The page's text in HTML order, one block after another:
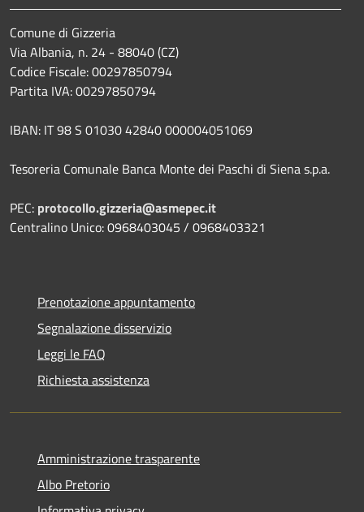
Comune di Gizzeria
Via Albania, n. 24 - 88040 (CZ)
Codice Fiscale: 00297850794
Partita IVA: 00297850794
IBAN: IT 98 S 01030 42840 000004051069
Tesoreria Comunale Banca Monte dei Paschi di Siena s.p.a.
PEC: protocollo.gizzeria@asmepec.it
Centralino Unico: 0968403045 / 0968403321
Prenotazione appuntamento
Segnalazione disservizio
Leggi le FAQ
Richiesta assistenza
Amministrazione trasparente
Albo Pretorio